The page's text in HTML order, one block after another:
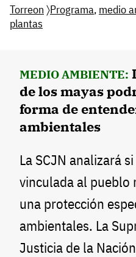
Torreon 〉Programa, medio
plantas
MEDIO AMBIENTE:
de los mayas
forma de
ambientales
La SCJN analizará
vinculada al pueblo
una protección
ambientales. La
Justicia de la